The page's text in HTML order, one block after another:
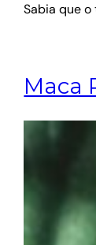
Sabia que
Maca